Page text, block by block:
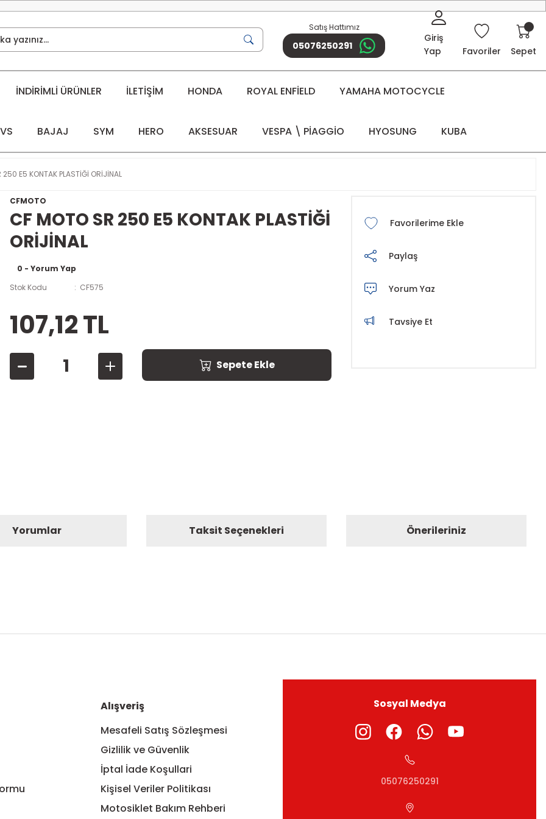
Satış Hattımız
05076250291
Giriş
Yap
Favoriler Sepet
İNDİRİMLİ ÜRÜNLER İLETİŞİM HONDA ROYAL ENFİELD YAMAHA MOTOCYCLE
BAJAJ SYM HERO AKSESUAR VESPA \ PİAGGİO HYOSUNG KUBA
250 E5 KONTAK PLASTİĞİ ORİJİNAL
CFMOTO
CF MOTO SR 250 E5 KONTAK PLASTİĞİ
ORİJİNAL
0 - Yorum Yap
Stok Kodu
CF575
107,12 TL
Sepete Ekle
Paylaş
Yorum Yaz
Tavsiye Et
Yorumlar Taksit Seçenekleri Önerileriniz
Alışveriş
Mesafeli Satış Sözleşmesi
Gizlilik ve Güvenlik
İptal İade Koşullari
Kişisel Veriler Politikası
Motosiklet Bakım Rehberi
Sosyal Medya
05076250291